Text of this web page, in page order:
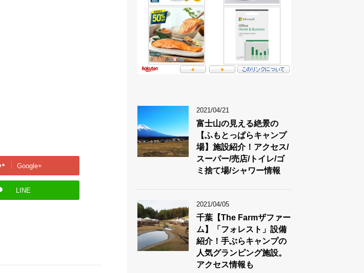
Google+
LINE
2021/04/21
富士山の見える絶景の
【ふもとっぱらキャンプ
場】施設紹介！アクセス/
スーパー/売店/トイレ/ゴ
ミ捨て場/シャワー情報
2021/04/05
千葉【The Farmザファー
ム】「フォレスト」設備
紹介！手ぶらキャンプの
人気グランピング施設。
アクセス情報も